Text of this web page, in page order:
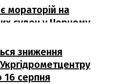
мораторій на
суден у Чорному
зниження
16 серпня